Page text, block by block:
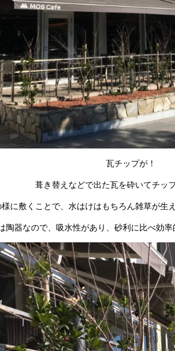
瓦チップが！
葺き替えなどで出た瓦を砕いてチッ
に敷くことで、水はけはもちろん雑草が生
陶器なので、吸水性があり、砂利に比べ効